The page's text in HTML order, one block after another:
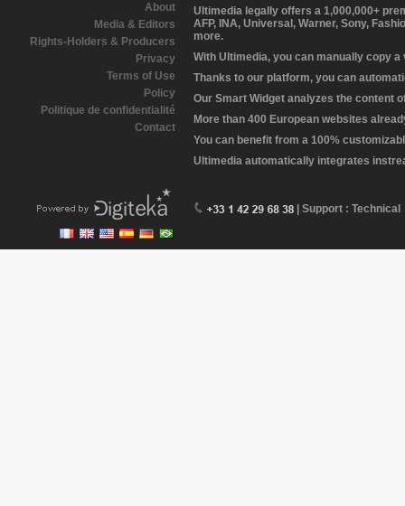
About
Media & Editors
Rights-Holders & Producers
Privacy
Terms of Use
Policy
Politique de confidentialité
Contact
Ultimedia legally offers a 1,000,000+
AFP, INA, Universal, Warner, Sony,
more.
With Ultimedia, you can manually copy
Thanks to our platform, you can
Our Smart Widget analyzes the content
More than 400 European websites
You can benefit from a 100%
Ultimedia automatically integrates
| Support : Technical